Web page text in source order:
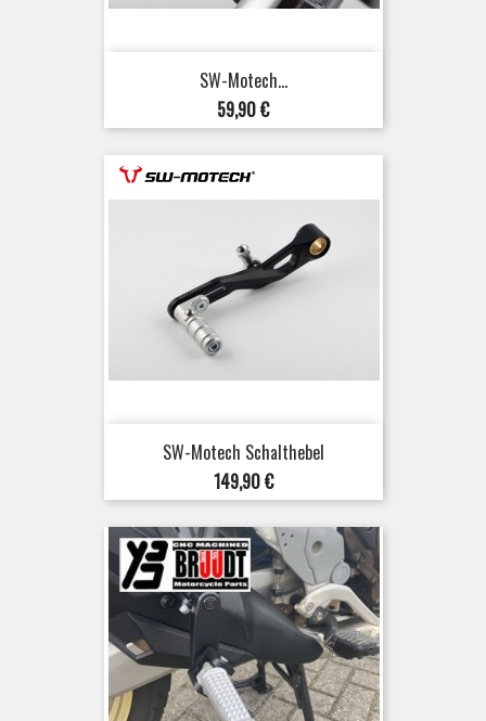
SW-Motech...
Preis
59,90 €
SW-Motech Schalthebel
Preis
149,90 €